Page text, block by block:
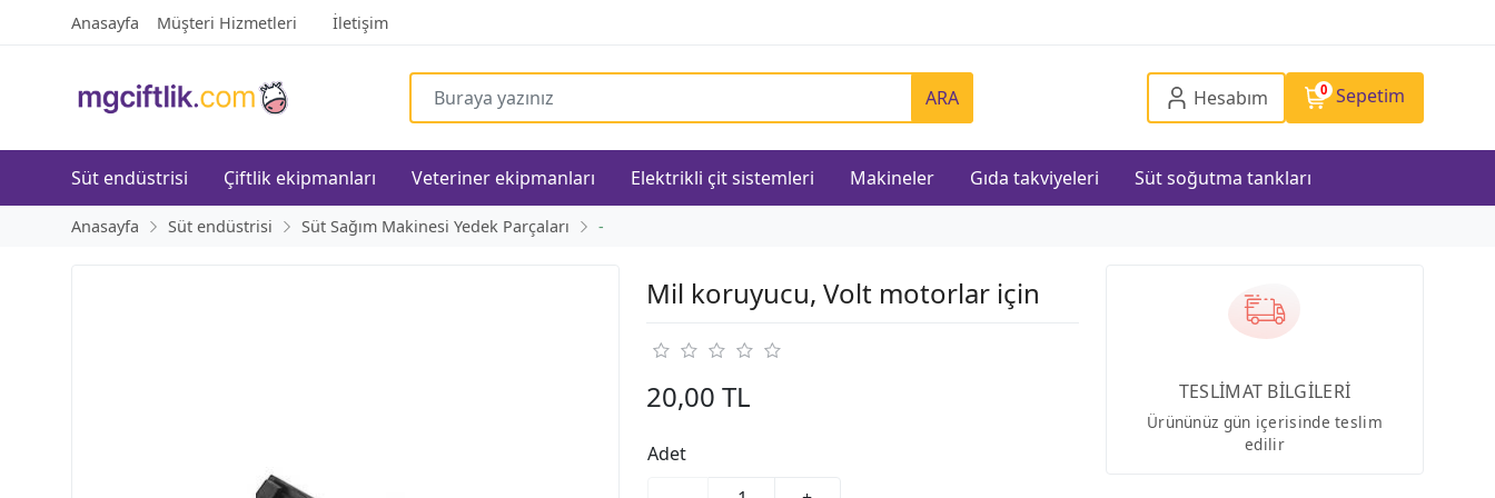
Anasayfa Müşteri Hizmetleri İletişim
ARA Hesabım 0 Sepetim
Süt endüstrisi Çiftlik ekipmanları Veteriner ekipmanları Elektrikli çit sistemleri Makineler Gıda takviyeleri Süt soğutma tankları
Anasayfa Süt endüstrisi Süt Sağım Makinesi Yedek Parçaları -
Mil koruyucu, Volt motorlar için
20,00 TL
Adet
TESLİMAT BİLGİLERİ
Ürününüz gün içerisinde teslim
edilir